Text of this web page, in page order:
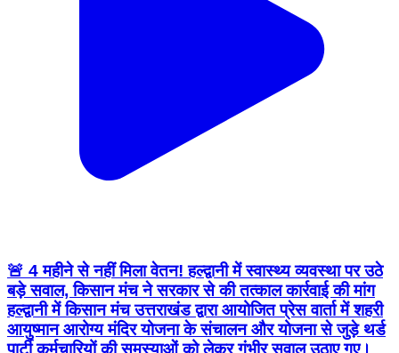
🚨 4 महीने से नहीं मिला वेतन! हल्द्वानी में स्वास्थ्य व्यवस्था पर उठे
बड़े सवाल, किसान मंच ने सरकार से की तत्काल कार्रवाई की मांग
हल्द्वानी में किसान मंच उत्तराखंड द्वारा आयोजित प्रेस वार्ता में शहरी
आयुष्मान आरोग्य मंदिर योजना के संचालन और योजना से जुड़े थर्ड
पार्टी कर्मचारियों की समस्याओं को लेकर गंभीर सवाल उठाए गए।